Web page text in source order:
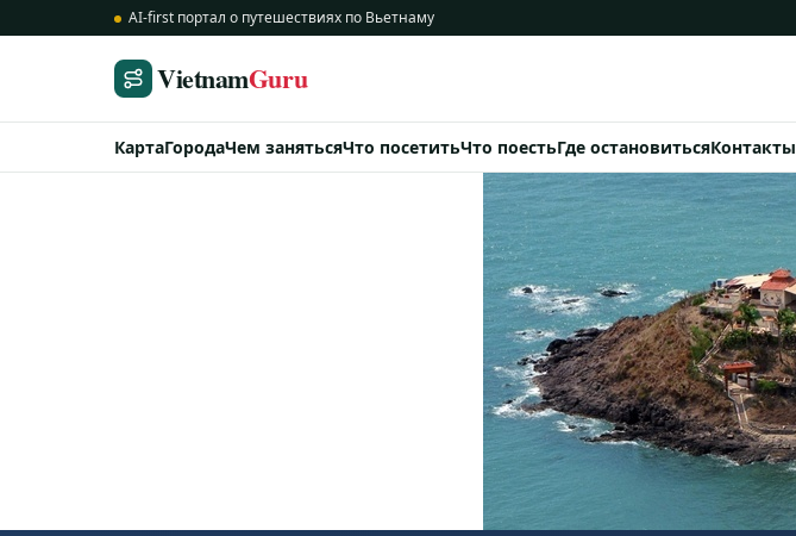
AI-first портал о путешествиях по Вьетнаму
VietnamGuru
КартаГородаЧем занятьсяЧто посетитьЧто поестьГде остановитьсяКонтакты